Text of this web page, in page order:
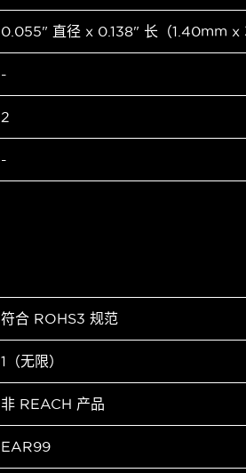
0.055" 直径 x 0.138" 长（1.40mm x
-
2
-
符合 ROHS3 规范
1（无限）
非 REACH 产品
EAR99